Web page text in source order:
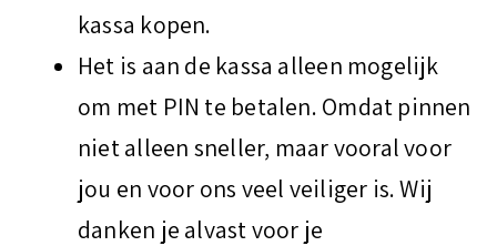
kassa kopen.
Het is aan de kassa alleen mogelijk
om met PIN te betalen. Omdat pinnen
niet alleen sneller, maar vooral voor
jou en voor ons veel veiliger is. Wij
danken je alvast voor je